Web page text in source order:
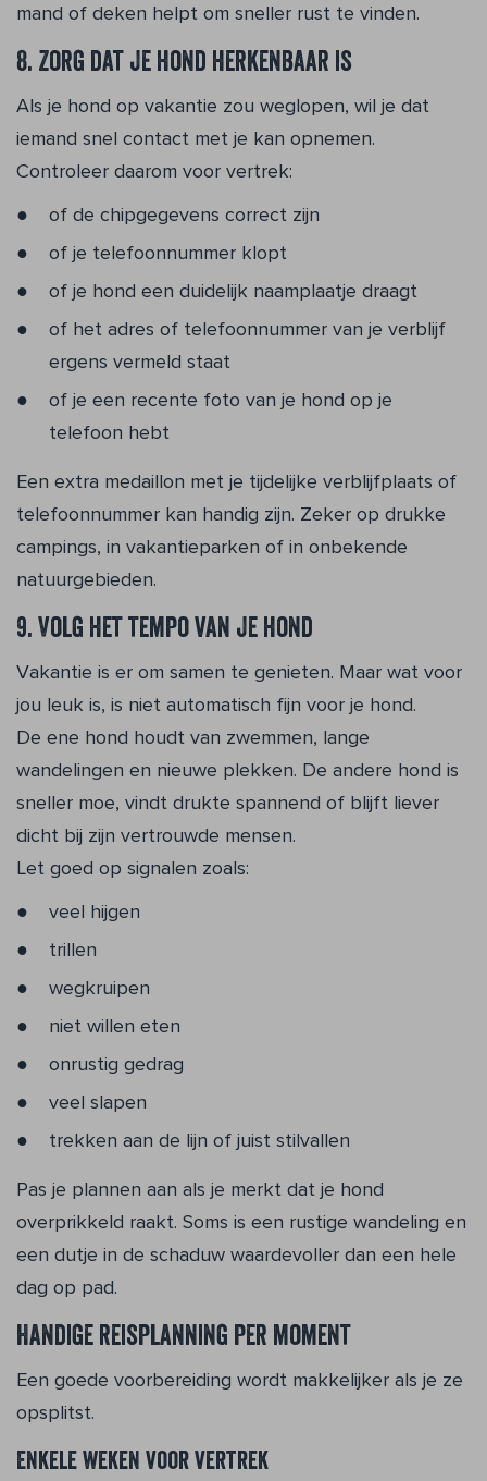
mand of deken helpt om sneller rust te vinden.
8. Zorg dat je hond herkenbaar is
Als je hond op vakantie zou weglopen, wil je dat
iemand snel contact met je kan opnemen.
Controleer daarom voor vertrek:
of de chipgegevens correct zijn
of je telefoonnummer klopt
of je hond een duidelijk naamplaatje draagt
of het adres of telefoonnummer van je verblijf
ergens vermeld staat
of je een recente foto van je hond op je
telefoon hebt
Een extra medaillon met je tijdelijke verblijfplaats of
telefoonnummer kan handig zijn. Zeker op drukke
campings, in vakantieparken of in onbekende
natuurgebieden.
9. Volg het tempo van je hond
Vakantie is er om samen te genieten. Maar wat voor
jou leuk is, is niet automatisch fijn voor je hond.
De ene hond houdt van zwemmen, lange
wandelingen en nieuwe plekken. De andere hond is
sneller moe, vindt drukte spannend of blijft liever
dicht bij zijn vertrouwde mensen.
Let goed op signalen zoals:
veel hijgen
trillen
wegkruipen
niet willen eten
onrustig gedrag
veel slapen
trekken aan de lijn of juist stilvallen
Pas je plannen aan als je merkt dat je hond
overprikkeld raakt. Soms is een rustige wandeling en
een dutje in de schaduw waardevoller dan een hele
dag op pad.
Handige reisplanning per moment
Een goede voorbereiding wordt makkelijker als je ze
opsplitst.
Enkele weken voor vertrek